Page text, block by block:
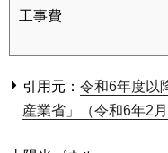
工事費
引用元： 令和6年度以
産業省」（令和6年2月